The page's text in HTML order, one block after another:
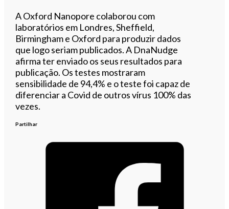
A Oxford Nanopore colaborou com
laboratórios em Londres, Sheffield,
Birmingham e Oxford para produzir dados
que logo seriam publicados. A DnaNudge
afirma ter enviado os seus resultados para
publicação. Os testes mostraram
sensibilidade de 94,4% e o teste foi capaz de
diferenciar a Covid de outros vírus 100% das
vezes.
Partilhar